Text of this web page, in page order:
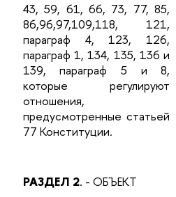
43, 59, 61, 66, 73, 77, 85,
86,96,97,109,118, 121,
параграф 4, 123, 126,
параграф 1, 134, 135, 136 и
139, параграф 5 и 8,
которые регулируют
отношения,
предусмотренные статьей
77 Конституции.
РАЗДЕЛ 2. - ОБЪЕКТ